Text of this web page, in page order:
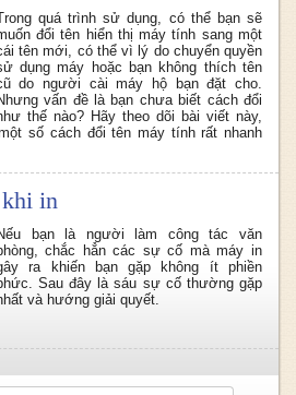
quá trình sử dụng, có thể bạn sẽ
đổi tên hiển thị máy tính sang một
tên mới, có thể vì lý do chuyển quyền
dụng máy hoặc bạn không thích tên
do người cài máy hộ bạn đặt cho.
vấn đề là bạn chưa biết cách đổi
thế nào? Hãy theo dõi bài viết này,
số cách đổi tên máy tính rất nhanh
in
bạn là người làm công tác văn
chắc hẳn các sự cố mà máy in
ra khiến bạn gặp không ít phiền
Sau đây là sáu sự cố thường gặp
và hướng giải quyết.